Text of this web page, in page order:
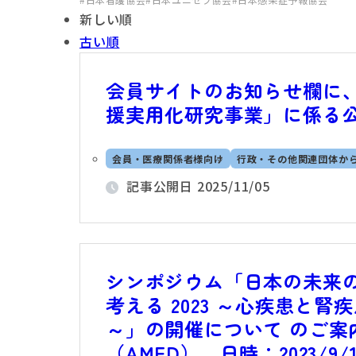
新しい順
古い順
会員サイトのお知らせ欄に
援実用化研究事業」に係る
会員・医療関係者様向け 行政・その他関連団体か
記事公開日 2025/11/05
シンポジウム「日本の未来
考える 2023 ～心疾患と腎
～」の開催について のご